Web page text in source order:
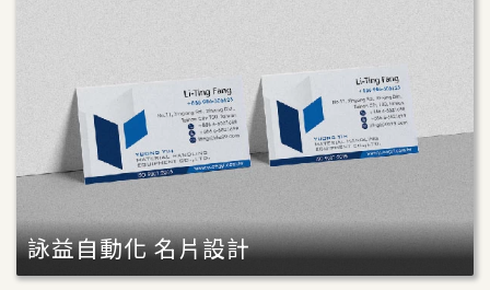
詠益自動化 名片設計